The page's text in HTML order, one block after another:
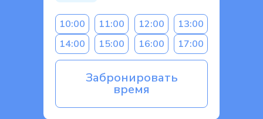
10:00 11:00 12:00
13:00
14:00
15:00 16:00 17:00
Забронировать
время